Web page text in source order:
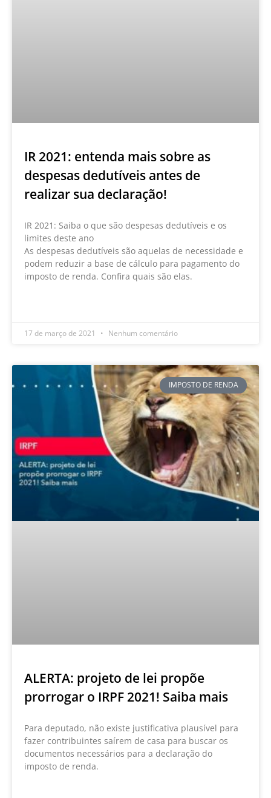
IR 2021: entenda mais sobre as
despesas dedutíveis antes de
realizar sua declaração!
IR 2021: Saiba o que são despesas dedutíveis e os
limites deste ano
As despesas dedutíveis são aquelas de necessidade e
podem reduzir a base de cálculo para pagamento do
imposto de renda. Confira quais são elas.
17 de março de 2021 Nenhum comentário
IMPOSTO DE RENDA
ALERTA: projeto de lei propõe
prorrogar o IRPF 2021! Saiba mais
Para deputado, não existe justificativa plausível para
fazer contribuintes saírem de casa para buscar os
documentos necessários para a declaração do
imposto de renda.